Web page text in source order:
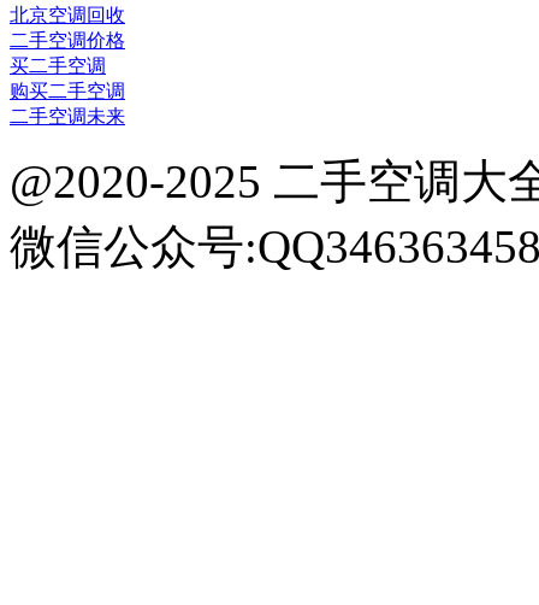
北京空调回收
二手空调价格
买二手空调
购买二手空调
二手空调未来
@2020-2025 二手空调大
微信公众号